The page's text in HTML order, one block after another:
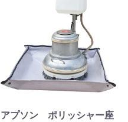
アプソン ポリッシャー座